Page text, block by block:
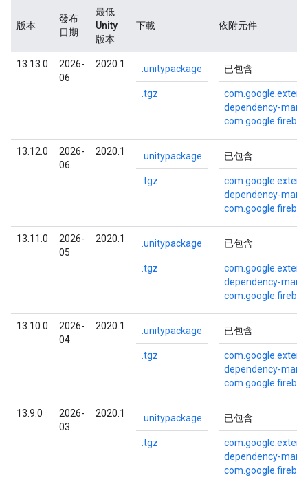
版本
發布
日期
最低
Unity
版本
下載 依附元件
13.13.0
2026-
06
2020.1 .unitypackage
.tgz
已包含
dependency-
13.12.0
2026-
06
2020.1 .unitypackage
.tgz
已包含
dependency-
13.11.0
2026-
05
2020.1 .unitypackage
.tgz
已包含
dependency-
13.10.0
2026-
04
2020.1 .unitypackage
.tgz
已包含
dependency-
13.9.0
2026-
03
2020.1 .unitypackage
.tgz
已包含
dependency-